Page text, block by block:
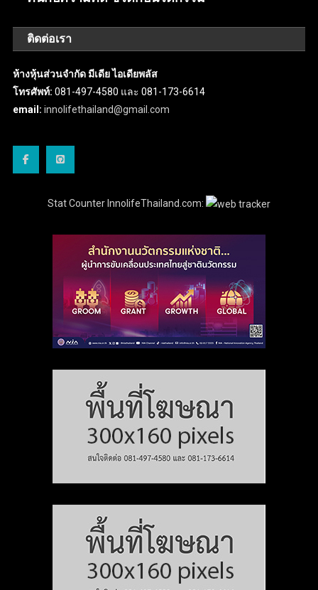
ติดต่อเรา
ห้างหุ้นส่วนจำกัด มีเดีย ไอเดียพลัส
โทรศัพท์: 081-497-4580 และ 081-173-6614
email: innolifethailand@gmail.com
Stat Counter InnolifeThailand.com: